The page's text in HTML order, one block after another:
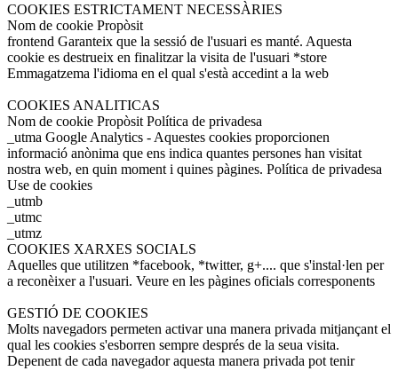
COOKIES ESTRICTAMENT NECESSÀRIES
Nom de cookie Propòsit
frontend Garanteix que la sessió de l'usuari es manté. Aquesta
cookie es destrueix en finalitzar la visita de l'usuari *store
Emmagatzema l'idioma en el qual s'està accedint a la web
COOKIES ANALITICAS
Nom de cookie Propòsit Política de privadesa
_utma Google Analytics - Aquestes cookies proporcionen
informació anònima que ens indica quantes persones han visitat
nostra web, en quin moment i quines pàgines. Política de privadesa
Use de cookies
_utmb
_utmc
_utmz
COOKIES XARXES SOCIALS
Aquelles que utilitzen *facebook, *twitter, g+.... que s'instal·len per
a reconèixer a l'usuari. Veure en les pàgines oficials corresponents
GESTIÓ DE COOKIES
Molts navegadors permeten activar una manera privada mitjançant el
qual les cookies s'esborren sempre després de la seua visita.
Depenent de cada navegador aquesta manera privada pot tenir